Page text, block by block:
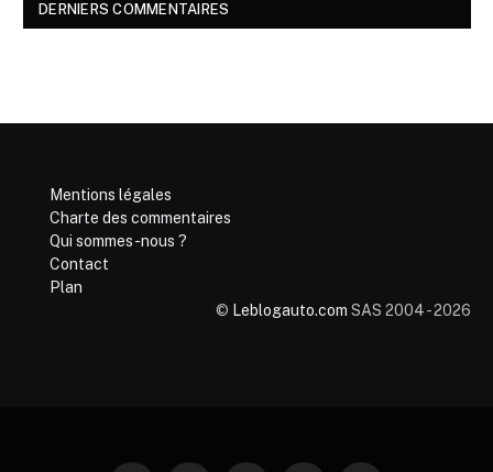
DERNIERS COMMENTAIRES
Mentions légales
Charte des commentaires
Qui sommes-nous ?
Contact
Plan
© Leblogauto.com SAS 2004 - 2026